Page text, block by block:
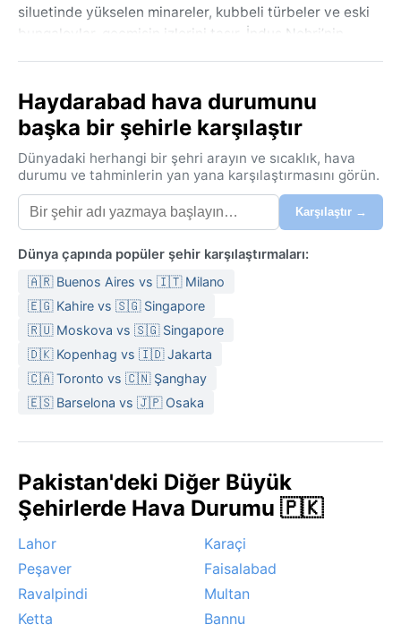
siluetinde yükselen minareler, kubbeli türbeler ve eski
bungalovlar, geçmişin izlerini taşır. İndus Nehri’nin
İklimi BWh sınıfında, yani sıcak çöl iklimi. Yaz ayları
aşırı sıcak geçer; sıcaklık 45°C’nin üzerine çıkar,
geceler bile boğucudur. Kışlar ılık ve keyiflidir,
gündüzler 20-25°C civarında seyrederken geceler
10°C’ye kadar düşer. Yağış son derece azdır, yıllık
toplam 150 mm’yi geçmez. Muson mevsimi temmuz ve
ağustosta hafif bir nem getirir, ancak yağmurlar kısa
sürelidir. Nem oranı yazın düşük, muson döneminde
biraz yükselir. Seyahat için hafif, pamuklu kıyafetler,
güneş kremi ve şapka vazgeçilmezdir; kış aylarında
ince bir ceket yeterli olur.
En iyi ziyaret zamanı kasımdan şubata kadar süren
serin ve kuru dönemdir. Bu aylarda sıcaklık idealdir ve
gökyüzü genelde açıktır. Yaz aylarında sık sık toz
Muson bazen ani sağanaklar getirse de sel riski
sabahlarında kısa süreli etkili olur.
Haydarabad hava durumunu
başka bir şehirle karşılaştır
Dünyadaki herhangi bir şehri arayın ve sıcaklık, hava
durumu ve tahminlerin yan yana karşılaştırmasını görün.
Karşılaştır →
Dünya çapında popüler şehir karşılaştırmaları:
🇦🇷 Buenos Aires vs 🇮🇹 Milano
🇪🇬 Kahire vs 🇸🇬 Singapore
🇷🇺 Moskova vs 🇸🇬 Singapore
🇩🇰 Kopenhag vs 🇮🇩 Jakarta
🇨🇦 Toronto vs 🇨🇳 Şanghay
🇪🇸 Barselona vs 🇯🇵 Osaka
Pakistan'deki Diğer Büyük
Şehirlerde Hava Durumu 🇵🇰
Lahor
Karaçi
Peşaver
Faisalabad
Ravalpindi
Multan
Ketta
Bannu